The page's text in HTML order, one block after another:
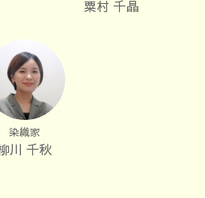
粟村 千晶
染織家
川 千秋